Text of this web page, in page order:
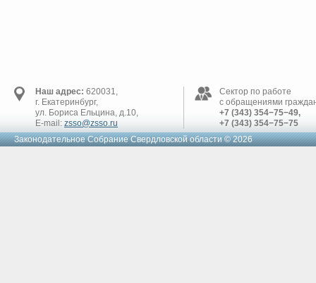
Наш адрес: 620031,
г. Екатеринбург,
ул. Бориса Ельцина, д.10,
E-mail: zsso@zsso.ru
Сектор по работе
с обращениями
+7 (343) 354−75−49,
+7 (343) 354−75−75
Законодательное Cобрание Свердловской области © 2026